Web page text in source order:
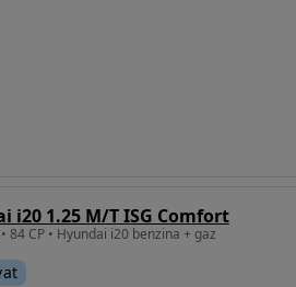
i20 1.25 M/T ISG Comfort
84 CP • Hyundai i20 benzina + gaz